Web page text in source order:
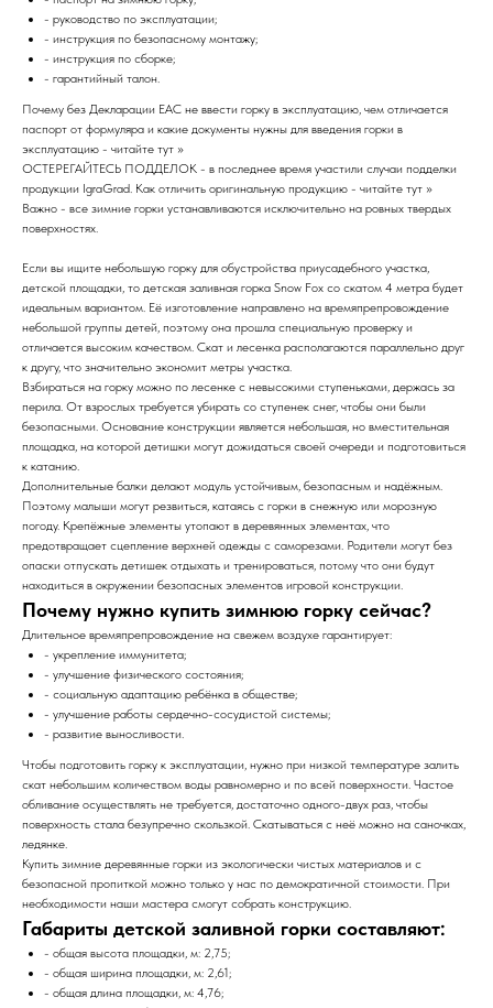
- руководство по эксплуатации;
- инструкция по безопасному монтажу;
- инструкция по сборке;
- гарантийный талон.
Почему без Декларации EAC не ввести горку в эксплуатацию, чем отличается
паспорт от формуляра и какие документы нужны для введения горки в
эксплуатацию - читайте тут >>
ОСТЕРЕГАЙТЕСЬ ПОДДЕЛОК - в последнее время участили случаи подделки
продукции IgraGrad. Как отличить оригинальную продукцию - читайте тут >>
Важно - все зимние горки устанавливаются исключительно на ровных твердых
поверхностях.
Если вы ищите небольшую горку для обустройства приусадебного участка,
детской площадки, то детская заливная горка Snow Fox со скатом 4 метра будет
идеальным вариантом. Её изготовление направлено на времяпрепровождение
небольшой группы детей, поэтому она прошла специальную проверку и
отличается высоким качеством. Скат и лесенка располагаются параллельно друг
к другу, что значительно экономит метры участка.
Взбираться на горку можно по лесенке с невысокими ступеньками, держась за
перила. От взрослых требуется убирать со ступенек снег, чтобы они были
безопасными. Основание конструкции является небольшая, но вместительная
площадка, на которой детишки могут дожидаться своей очереди и подготовиться
к катанию.
Дополнительные балки делают модуль устойчивым, безопасным и надёжным.
Поэтому малыши могут резвиться, катаясь с горки в снежную или морозную
погоду. Крепёжные элементы утопают в деревянных элементах, что
предотвращает сцепление верхней одежды с саморезами. Родители могут без
опаски отпускать детишек отдыхать и тренироваться, потому что они будут
находиться в окружении безопасных элементов игровой конструкции.
Почему нужно купить зимнюю горку сейчас?
Длительное времяпрепровождение на свежем воздухе гарантирует:
- укрепление иммунитета;
- улучшение физического состояния;
- социальную адаптацию ребёнка в обществе;
- улучшение работы сердечно-сосудистой системы;
- развитие выносливости.
Чтобы подготовить горку к эксплуатации, нужно при низкой температуре залить
скат небольшим количеством воды равномерно и по всей поверхности. Частое
обливание осуществлять не требуется, достаточно одного-двух раз, чтобы
поверхность стала безупречно скользкой. Скатываться с неё можно на саночках,
ледянке.
Купить зимние деревянные горки из экологически чистых материалов и с
безопасной пропиткой можно только у нас по демократичной стоимости. При
необходимости наши мастера смогут собрать конструкцию.
Габариты детской заливной горки составляют:
- общая высота площадки, м: 2,75;
- общая ширина площадки, м: 2,61;
- общая длина площадки, м: 4,76;